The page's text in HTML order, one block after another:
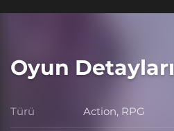
Oyun Detayları
Türü Türü
Action, RPG